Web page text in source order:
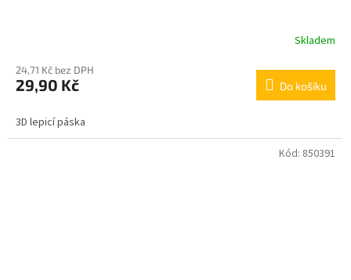
Skladem
24,71 Kč bez DPH
29,90 Kč Do košíku
3D lepicí páska
Kód: 850391